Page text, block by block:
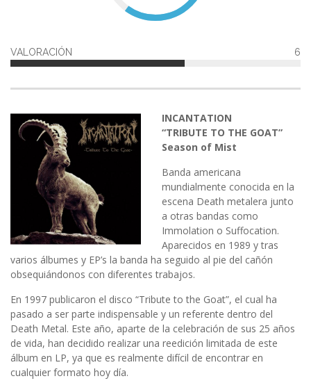
6
VALORACIÓN
INCANTATION
“TRIBUTE TO THE GOAT”
Season of Mist
Banda americana
mundialmente conocida en la
escena Death metalera junto
a otras bandas como
Immolation o Suffocation.
Aparecidos en 1989 y tras
varios álbumes y EP’s la banda ha seguido al pie del cañón
obsequiándonos con diferentes trabajos.
En 1997 publicaron el disco “Tribute to the Goat”, el cual ha
pasado a ser parte indispensable y un referente dentro del
Death Metal. Este año, aparte de la celebración de sus 25 años
de vida, han decidido realizar una reedición limitada de este
álbum en LP, ya que es realmente difícil de encontrar en
cualquier formato hoy día.